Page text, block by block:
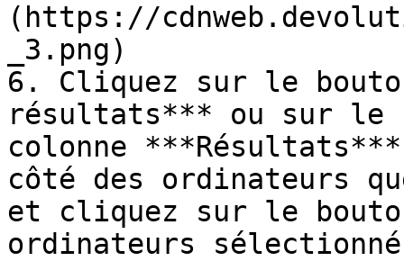
(https://
_3.png)
6. Cliquez sur le
résultats*** ou sur le
colonne
côté des ordinateurs
et cliquez sur le
ordinateurs